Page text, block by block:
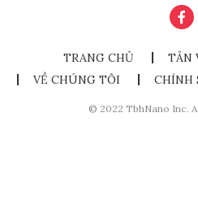
TRANG CHỦ TẢN
VỀ CHÚNG TÔI
CHÍNH
© 2022 TbhNano Inc.